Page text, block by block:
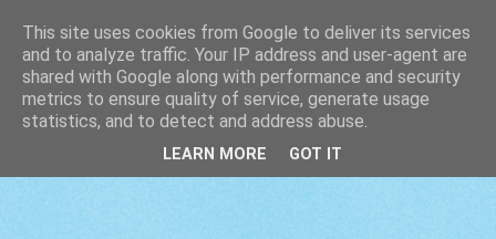
This site uses cookies from Google to deliver its services
and to analyze traffic. Your IP address and user-agent are
shared with Google along with performance and security
metrics to ensure quality of service, generate usage
statistics, and to detect and address abuse.
LEARN MORE GOT IT